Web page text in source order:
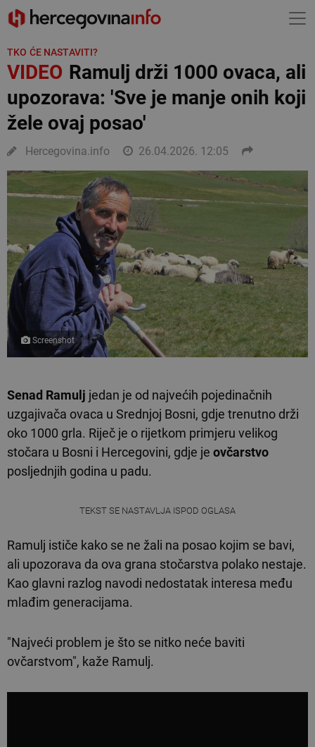
TKO ĆE NASTAVITI?
VIDEORamulj drži 1000 ovaca, ali
upozorava: 'Sve je manje onih koji
žele ovaj posao'
Hercegovina.info 26.04.2026. 12:05
Screenshot
Senad Ramulj jedan je od najvećih pojedinačnih
uzgajivača ovaca u Srednjoj Bosni, gdje trenutno drži
oko 1000 grla. Riječ je o rijetkom primjeru velikog
stočara u Bosni i Hercegovini, gdje je ovčarstvo
posljednjih godina u padu.
TEKST SE NASTAVLJA ISPOD OGLASA
Ramulj ističe kako se ne žali na posao kojim se bavi,
ali upozorava da ova grana stočarstva polako nestaje.
Kao glavni razlog navodi nedostatak interesa među
mlađim generacijama.
"Najveći problem je što se nitko neće baviti
ovčarstvom", kaže Ramulj.